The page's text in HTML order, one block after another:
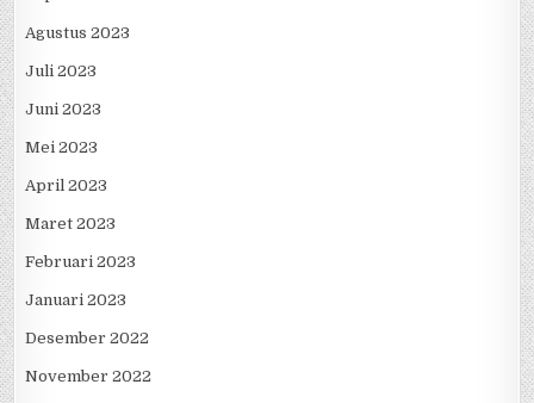
Agustus 2023
Juli 2023
Juni 2023
Mei 2023
April 2023
Maret 2023
Februari 2023
Januari 2023
Desember 2022
November 2022